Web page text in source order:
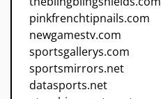
pinkfrenchtipnails.com
newgamestv.com
sportsgallerys.com
sportsmirrors.net
datasports.net